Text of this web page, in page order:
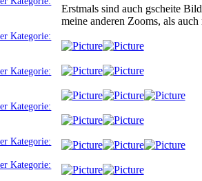
Erstmals sind auch gscheite
meine anderen Zooms, als auch